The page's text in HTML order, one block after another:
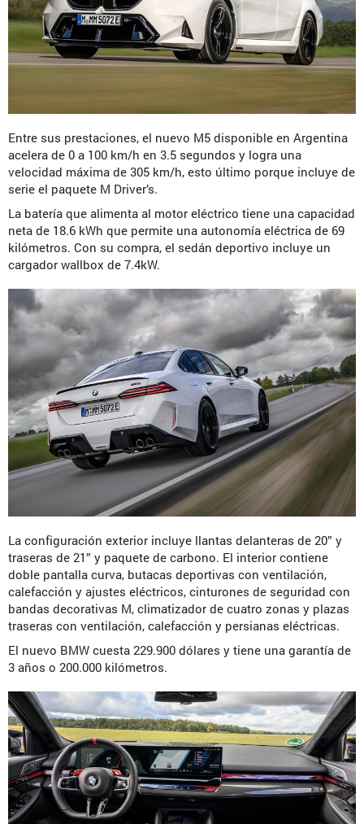
Entre sus prestaciones, el nuevo M5 disponible en Argentina
acelera de 0 a 100 km/h en 3.5 segundos y logra una
velocidad máxima de 305 km/h, esto último porque incluye de
serie el paquete M Driver’s.
La batería que alimenta al motor eléctrico tiene una capacidad
neta de 18.6 kWh que permite una autonomía eléctrica de 69
kilómetros. Con su compra, el sedán deportivo incluye un
cargador wallbox de 7.4kW.
La configuración exterior incluye llantas delanteras de 20” y
traseras de 21” y paquete de carbono. El interior contiene
doble pantalla curva, butacas deportivas con ventilación,
calefacción y ajustes eléctricos, cinturones de seguridad con
bandas decorativas M, climatizador de cuatro zonas y plazas
traseras con ventilación, calefacción y persianas eléctricas.
El nuevo BMW cuesta 229.900 dólares y tiene una garantía de
3 años o 200.000 kilómetros.